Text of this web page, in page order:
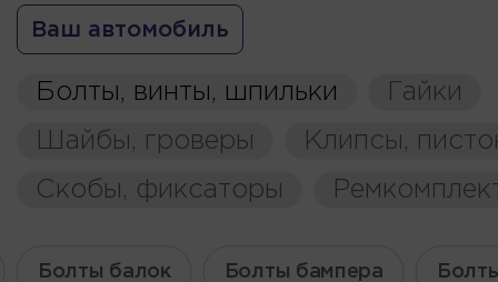
Ваш автомобиль
Болты, винты, шпильки
Гайки
Шайбы, гроверы
Клипсы,
Скобы, фиксаторы
Болты балок Болты бампера